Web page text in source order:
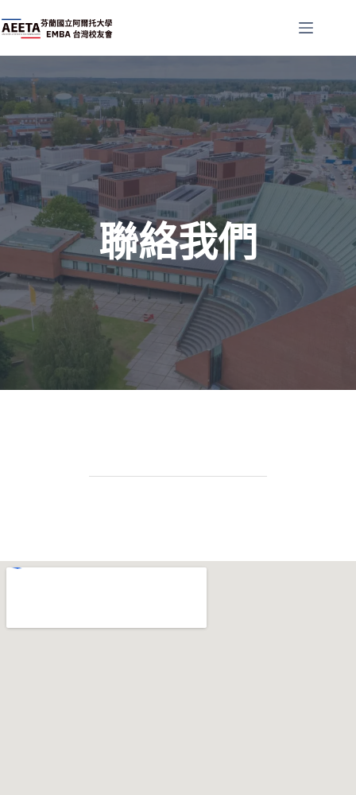
跳
至
主
要
內
容
聯絡我們